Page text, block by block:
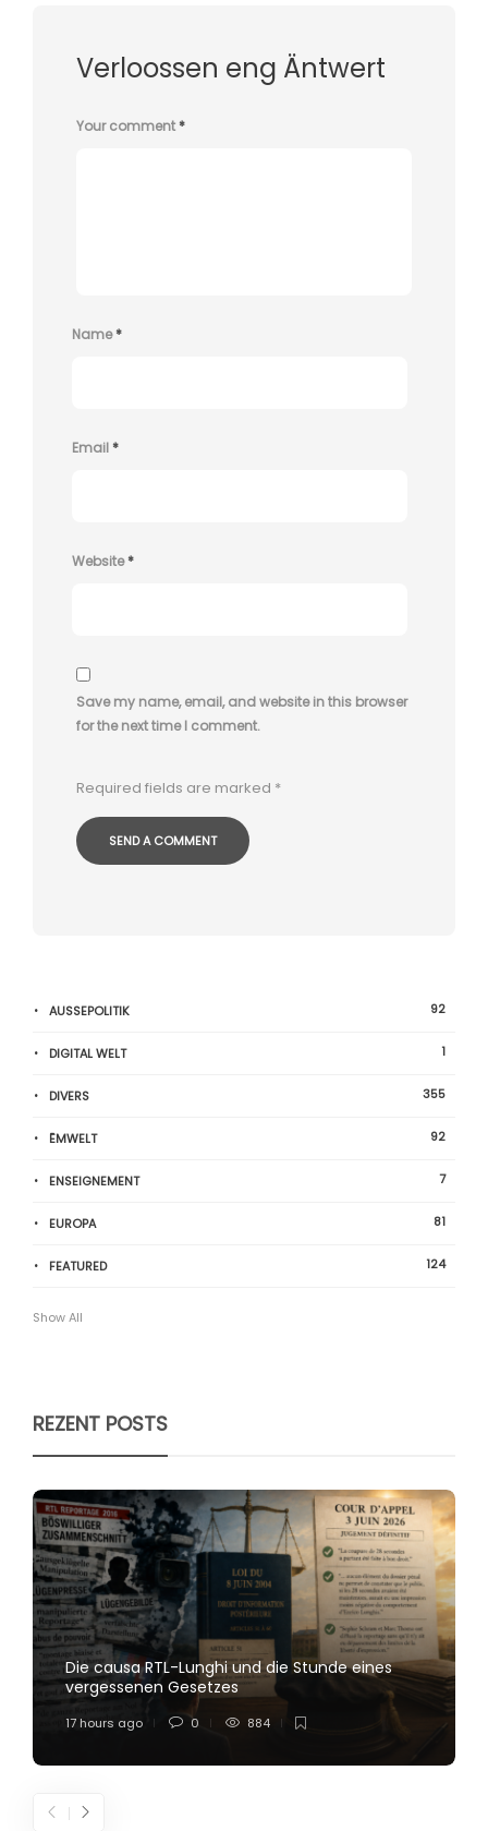
Verloossen eng Äntwert
Your comment*
Name*
Email*
Website*
Save my name, email, and website in this browser
for the next time I comment.
Required fields are marked *
AUSSEPOLITIK 92
DIGITAL WELT 1
DIVERS 355
ËMWELT 92
ENSEIGNEMENT 7
EUROPA 81
FEATURED 124
Show All
REZENT POSTS
Die causa RTL-Lunghi und die Stunde eines
vergessenen Gesetzes
17 hours ago 0 884